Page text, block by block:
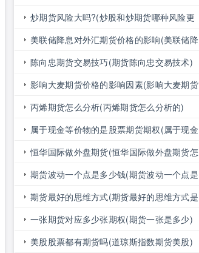
真的吗)
炒期货风险大吗?(炒股和炒期货哪种风险更
大)
美联储降息对外汇期货价格的影响(美联储降
息对外汇期货价格的影响有哪些)
陈向忠期货交易技巧(期货陈向忠交易技术)
影响大麦期货价格的影响因素(影响大麦期货
价格的影响因素有哪些)
丙烯期货怎么分析(丙烯期货怎么分析的)
属于现金等价物的是股票期货期权(属于现金
等价物的是股票期货期权吗)
恒华国际做外盘期货(恒华国际做外盘期货怎
么样)
期货波动一个点是多少钱(期货波动一个点是
多少钱明细表)
期货最好的思维方式(期货最好的思维方式是
什么)
一张期货对应多少张期权(期货一张是多少)
美股股票都有期货吗(道琼斯指数期货美股)